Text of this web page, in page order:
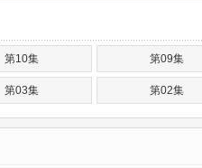
第10集 第09集
第03集 第02集